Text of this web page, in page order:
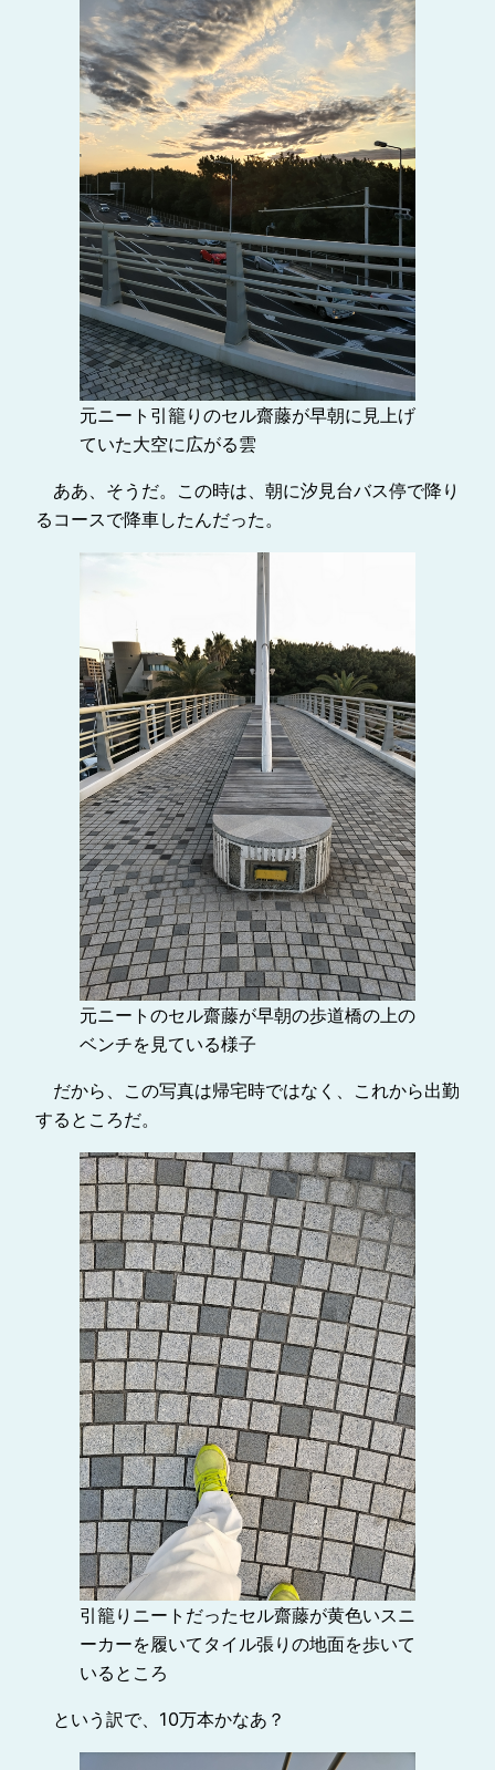
元ニート引籠りのセル齋藤が早朝に見上げ
ていた大空に広がる雲
ああ、そうだ。この時は、朝に汐見台バス停で降り
るコースで降車したんだった。
元ニートのセル齋藤が早朝の歩道橋の上の
ベンチを見ている様子
だから、この写真は帰宅時ではなく、これから出勤
するところだ。
引籠りニートだったセル齋藤が黄色いスニ
ーカーを履いてタイル張りの地面を歩いて
いるところ
という訳で、10万本かなあ？